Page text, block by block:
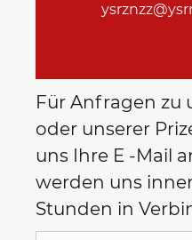
Für Anfragen zu
oder unserer
uns Ihre E -Mail
werden uns
Stunden in